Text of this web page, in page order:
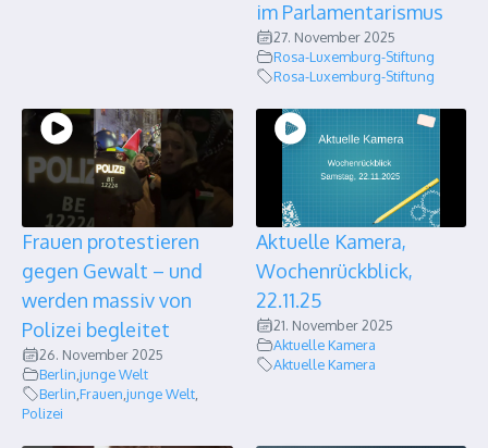
im Parlamentarismus
27. November 2025
Rosa-Luxemburg-Stiftung
Rosa-Luxemburg-Stiftung
Frauen protestieren
gegen Gewalt – und
werden massiv von
Polizei begleitet
26. November 2025
Berlin,junge Welt
Berlin,Frauen,junge Welt,
Polizei
Aktuelle Kamera,
Wochenrückblick,
22.11.25
21. November 2025
Aktuelle Kamera
Aktuelle Kamera